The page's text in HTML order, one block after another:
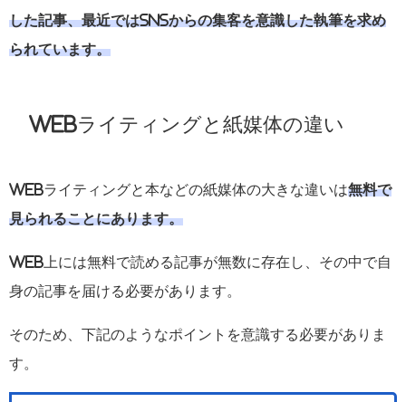
した記事、最近ではSNSからの集客を意識した執筆を求め
られています。
Webライティングと紙媒体の違い
Webライティングと本などの紙媒体の大きな違いは無料で
見られることにあります。
Web上には無料で読める記事が無数に存在し、 その中で自
身の記事を届ける必要があります。
そのため、下記のようなポイントを意識する必要がありま
す。